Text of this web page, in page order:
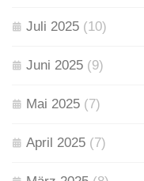
Juli 2025 (10)
Juni 2025 (9)
Mai 2025 (7)
April 2025 (7)